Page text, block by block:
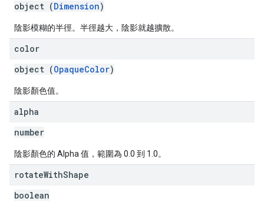
object (Dimension)
陰影模糊的半徑。半徑越大，陰影就越擴散。
color
object (OpaqueColor)
陰影顏色值。
alpha
number
陰影顏色的 Alpha 值，範圍為 0.0 到 1.0。
rotateWithShape
boolean